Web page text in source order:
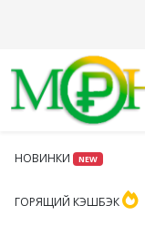
НОВИНКИ NEW
ГОРЯЩИЙ КЭШБЭК